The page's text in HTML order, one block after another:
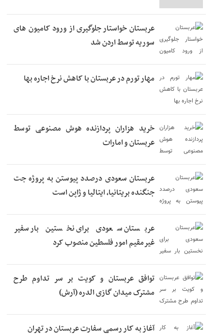
عربستان خواستار جلوگیری از ورود کامیون های
سوریه توسط اردن شد
مهار تورم در عربستان با کاهش نرخ اجاره بها
خرید هزاران پردازنده هوش مصنوعی توسط
عربستان و امارات
عربستان سعودی درصدد پیوستن به پروژه جت
جنگنده بریتانیا، ایتالیا و ژاپن است
عربستان سعودی برای نخستین بار سفیر
غیرمقیم امور فلسطین منصوب کرد
توافق عربستان و کویت بر سر تداوم طرح
مشترک میدان گازی الدره (آرش)
آغاز به کار رسمی سفارت عربستان در تهران